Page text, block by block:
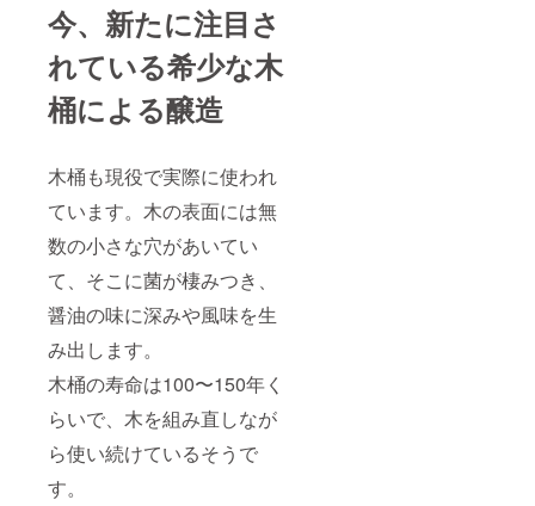
今、新たに注目さ
れている希少な木
桶による醸造
木桶も現役で実際に使われ
ています。木の表面には無
数の小さな穴があいてい
て、そこに菌が棲みつき、
醤油の味に深みや風味を生
み出します。
木桶の寿命は100〜150年く
らいで、木を組み直しなが
ら使い続けているそうで
す。